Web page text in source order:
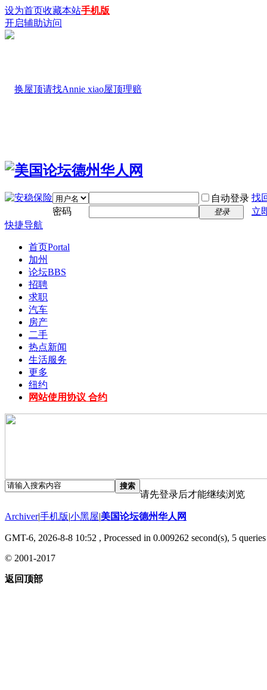
设为首页收藏本站手机版
开启辅助访问
自动登录 找
密码
登录
立
快捷导航
首页Portal
加州
论坛BBS
招聘
求职
汽车
房产
二手
热点新闻
生活服务
更多
纽约
网站使用协议 合约
搜索
请先登录后才能继续浏览
Archiver|手机版|小黑屋|美国论坛德州华人网
GMT-6, 2026-8-8 10:52 , Processed in 0.009262 second(s), 5
© 2001-2017
返回顶部